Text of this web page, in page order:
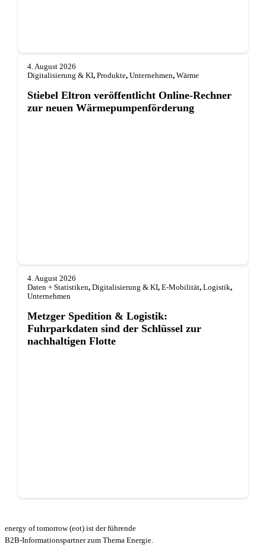
4. August 2026
Digitalisierung & KI, Produkte, Unternehmen, Wärme
Stiebel Eltron veröffentlicht Online-Rechner
zur neuen Wärmepumpenförderung
4. August 2026
Daten + Statistiken, Digitalisierung & KI, E-Mobilität, Logistik,
Unternehmen
Metzger Spedition & Logistik:
Fuhrparkdaten sind der Schlüssel zur
nachhaltigen Flotte
energy of tomorrow (eot) ist der führende
B2B-Informationspartner zum Thema Energie.